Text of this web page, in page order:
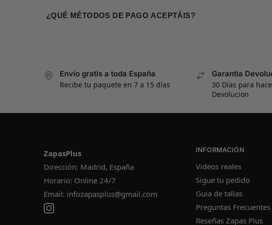
¿QUÉ MÉTODOS DE PAGO ACEPTÁIS?
Envío gratis a toda España
Recibe tu paquete en 7 a 15 días
Garantia
30 Días para
Devolucion
ZapasPlus
Dirección: Madrid, España
Horario: Online 24/7
Email: infozapasplus@gmail.com
INFORMACIÓN
Videos reales
Sigue tu pedido
Guia de tallas
Preguntas Frecuentes
Reseñas Zapas Plus